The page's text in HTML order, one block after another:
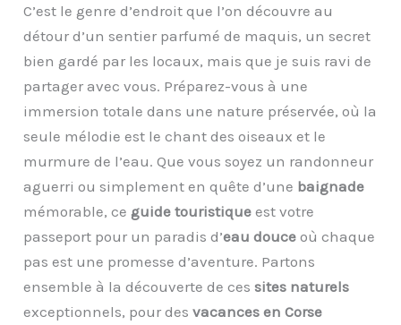
C’est le genre d’endroit que l’on découvre au
détour d’un sentier parfumé de maquis, un secret
bien gardé par les locaux, mais que je suis ravi de
partager avec vous. Préparez-vous à une
immersion totale dans une nature préservée, où la
seule mélodie est le chant des oiseaux et le
murmure de l’eau. Que vous soyez un randonneur
aguerri ou simplement en quête d’une baignade
mémorable, ce guide touristique est votre
passeport pour un paradis d’eau douce où chaque
pas est une promesse d’aventure. Partons
ensemble à la découverte de cessites naturels
exceptionnels, pour desvacances en Corse